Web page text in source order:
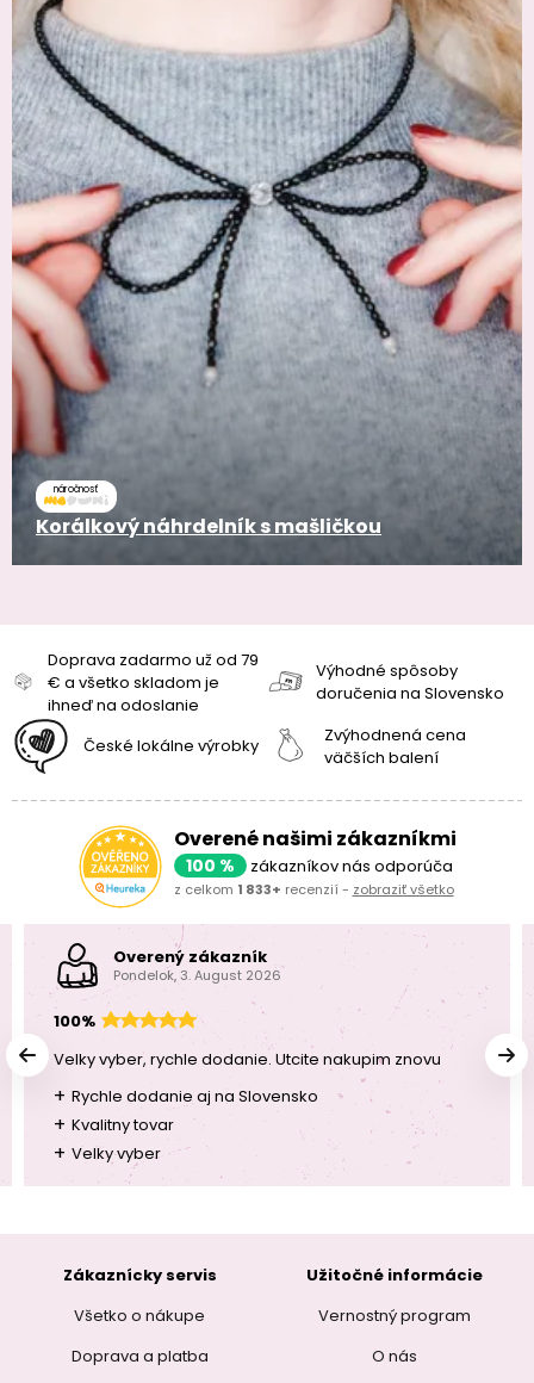
náročnosť
Korálkový náhrdelník s mašličkou
Doprava zadarmo už od 79
€ a všetko skladom je
ihneď na odoslanie
Výhodné spôsoby
doručenia na Slovensko
České lokálne výrobky
Zvýhodnená cena
väčších balení
Overené našimi zákazníkmi
100 % zákazníkov nás odporúča
z celkom 1 833+ recenzií - zobraziť všetko
Overený zákazník
Pondelok, 3. August 2026
100%
Velky vyber, rychle dodanie. Utcite nakupim znovu
+ Rychle dodanie aj na Slovensko
+ Kvalitny tovar
+ Velky vyber
Zákaznícky servis
Všetko o nákupe
Doprava a platba
Užitočné informácie
Vernostný program
O nás